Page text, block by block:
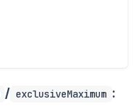
/ exclusiveMaximum :